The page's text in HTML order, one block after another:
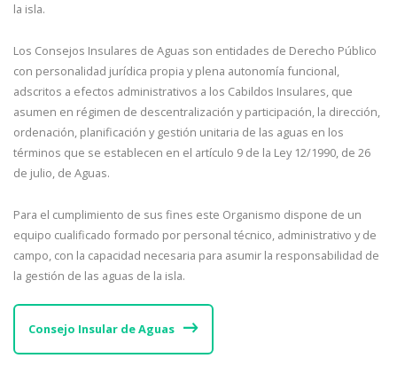
la isla.
Los Consejos Insulares de Aguas son entidades de Derecho Público
con personalidad jurídica propia y plena autonomía funcional,
adscritos a efectos administrativos a los Cabildos Insulares, que
asumen en régimen de descentralización y participación, la dirección,
ordenación, planificación y gestión unitaria de las aguas en los
términos que se establecen en el artículo 9 de la Ley 12/1990, de 26
de julio, de Aguas.
Para el cumplimiento de sus fines este Organismo dispone de un
equipo cualificado formado por personal técnico, administrativo y de
campo, con la capacidad necesaria para asumir la responsabilidad de
la gestión de las aguas de la isla.
Consejo Insular de Aguas